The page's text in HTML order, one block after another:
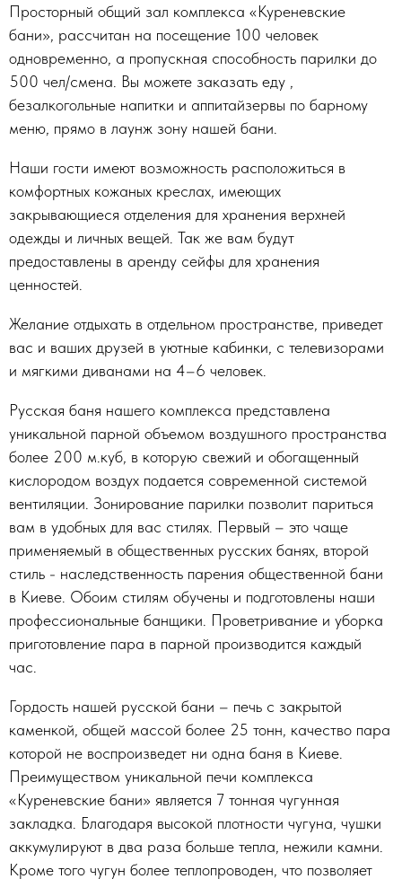
Просторный общий зал комплекса «Куреневские
бани», рассчитан на посещение 100 человек
одновременно, а пропускная способность парилки до
500 чел/смена. Вы можете заказать еду ,
безалкогольные напитки и аппитайзервы по барному
меню, прямо в лаунж зону нашей бани.
Наши гости имеют возможность расположиться в
комфортных кожаных креслах, имеющих
закрывающиеся отделения для хранения верхней
одежды и личных вещей. Так же вам будут
предоставлены в аренду сейфы для хранения
ценностей.
Желание отдыхать в отдельном пространстве, приведет
вас и ваших друзей в уютные кабинки, с телевизорами
и мягкими диванами на 4–6 человек.
Русская баня нашего комплекса представлена
уникальной парной объемом воздушного пространства
более 200 м.куб, в которую свежий и обогащенный
кислородом воздух подается современной системой
вентиляции. Зонирование парилки позволит париться
вам в удобных для вас стилях. Первый – это чаще
применяемый в общественных русских банях, второй
стиль - наследственность парения общественной бани
в Киеве. Обоим стилям обучены и подготовлены наши
профессиональные банщики. Проветривание и уборка
приготовление пара в парной производится каждый
час.
Гордость нашей русской бани – печь с закрытой
каменкой, общей массой более 25 тонн, качество пара
которой не воспроизведет ни одна баня в Киеве.
Преимуществом уникальной печи комплекса
«Куреневские бани» является 7 тонная чугунная
закладка. Благодаря высокой плотности чугуна, чушки
аккумулируют в два раза больше тепла, нежили камни.
Кроме того чугун более теплопроводен, что позволяет